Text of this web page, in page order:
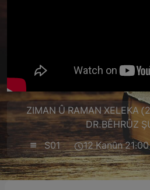
ZIMAN Û RAMAN XELEKA
DR.BÊHRÛZ
S01
12 Kanûn